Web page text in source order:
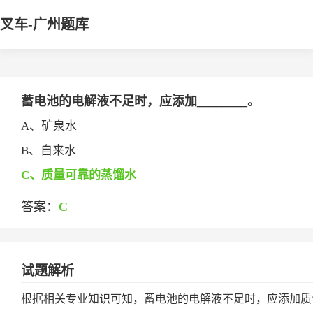
叉车-广州题库
蓄电池的电解液不足时，应添加________。
A、矿泉水
B、自来水
C、质量可靠的蒸馏水
答案： C
试题解析
根据相关专业知识可知，蓄电池的电解液不足时，应添加